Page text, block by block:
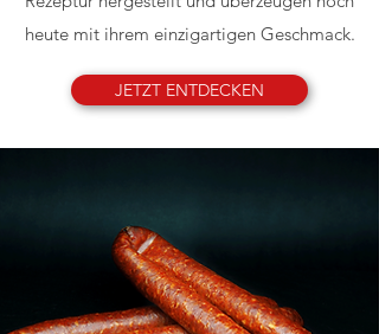
heute mit ihrem einzigartigen Geschmack.
JETZT ENTDECKEN